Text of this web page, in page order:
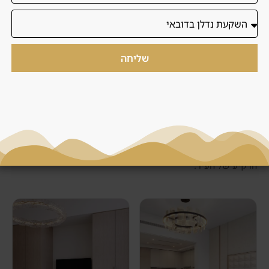
מגורים ופתיחת חשבון בנק.
תמונות הפרויקט - Azizi Leily
עיצוב מודרני, חללים פתוחים ונוף פנורמי לדובאי קריק ולקו
הרקיע של העיר.
שליחה